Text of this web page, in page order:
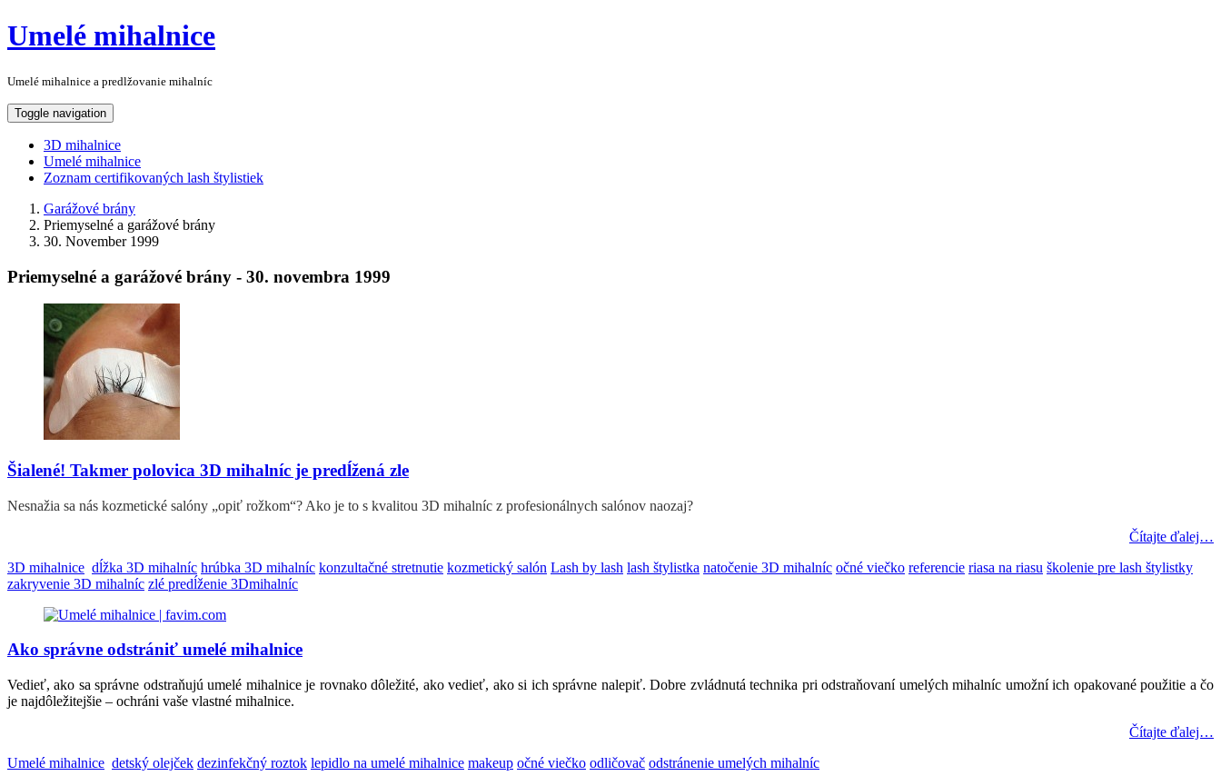
Umelé mihalnice
Umelé mihalnice a predlžovanie mihalníc
Toggle navigation
3D mihalnice
Umelé mihalnice
Zoznam certifikovaných lash štylistiek
Garážové brány
Priemyselné a garážové brány
30. November 1999
Priemyselné a garážové brány - 30. novembra 1999
Šialené! Takmer polovica 3D mihalníc je predĺžená zle
Nesnažia sa nás kozmetické salóny „opiť rožkom“? Ako je to s kvalitou 3D mihalníc z profesionálnych salónov naozaj?
Čítajte ďalej…
3D mihalnice dĺžka 3D mihalníc hrúbka 3D mihalníc konzultačné stretnutie kozmetický salón Lash by lash lash štylistka natočenie 3D mihalníc očné viečko referencie riasa na riasu školenie pre lash štylistky
zakryvenie 3D mihalníc zlé predĺženie 3Dmihalníc
Ako správne odstrániť umelé mihalnice
Vedieť, ako sa správne odstraňujú umelé mihalnice je rovnako dôležité, ako vedieť, ako si ich správne nalepiť. Dobre zvládnutá technika pri odstraňovaní umelých mihalníc umožní ich opakované použitie a čo
je najdôležitejšie – ochráni vaše vlastné mihalnice.
Čítajte ďalej…
Umelé mihalnice detský olejček dezinfekčný roztok lepidlo na umelé mihalnice makeup očné viečko odličovač odstránenie umelých mihalníc